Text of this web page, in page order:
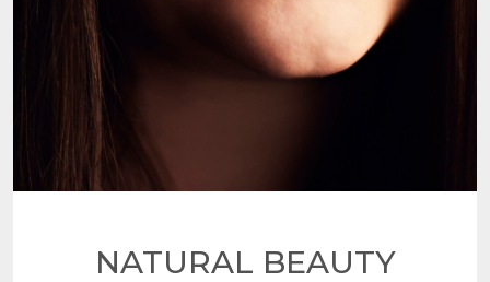
NATURAL BEAUTY